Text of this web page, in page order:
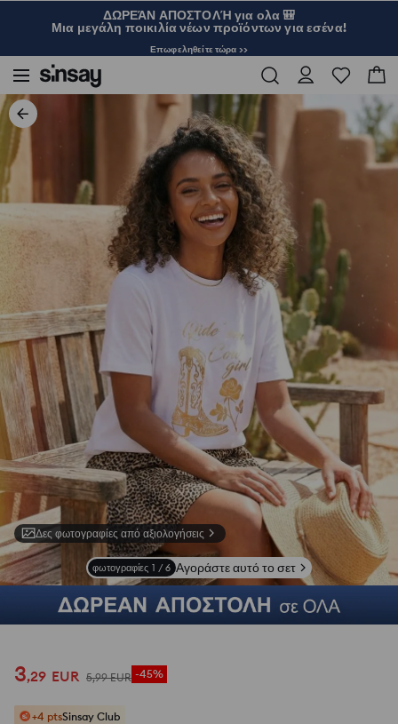
ΔΩΡΕΆΝ ΑΠΟΣΤΟΛΉ για ολα 🎒
Μια μεγάλη ποικιλία νέων προϊόντων για εσένα!
Επωφεληθείτε τώρα >>
Δες φωτογραφίες από αξιολογήσεις
φωτογραφίες 1 / 6 Αγοράστε αυτό το σετ
3,29 EUR 5,99 EUR -45%
+4 ptsSinsay Club